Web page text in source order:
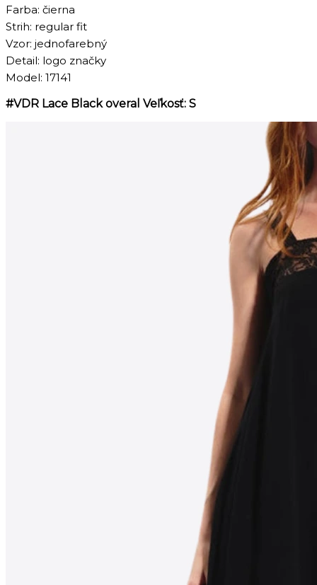
Farba: čierna
Strih: regular fit
Vzor: jednofarebný
Detail: logo značky
Model: 17141
#VDR Lace Black overal Veľkosť: S